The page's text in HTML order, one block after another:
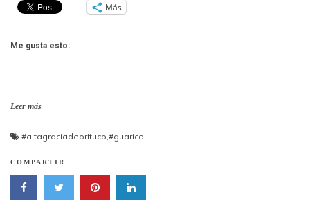
Más
Me gusta esto:
Leer más
#altagraciadeorituco,#guarico
COMPARTIR